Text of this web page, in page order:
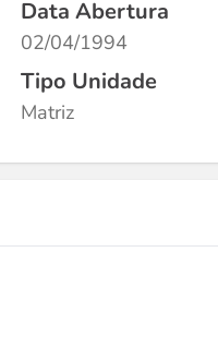
Data Abertura
02/04/1994
Tipo Unidade
Matriz